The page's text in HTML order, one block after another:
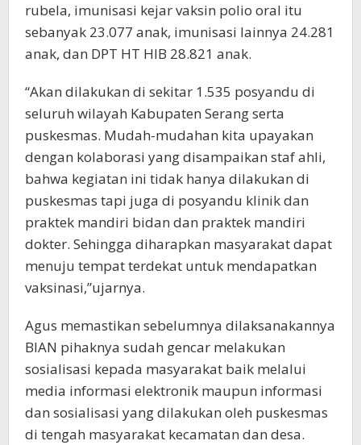
rubela, imunisasi kejar vaksin polio oral itu
sebanyak 23.077 anak, imunisasi lainnya 24.281
anak, dan DPT HT HIB 28.821 anak.
“Akan dilakukan di sekitar 1.535 posyandu di
seluruh wilayah Kabupaten Serang serta
puskesmas. Mudah-mudahan kita upayakan
dengan kolaborasi yang disampaikan staf ahli,
bahwa kegiatan ini tidak hanya dilakukan di
puskesmas tapi juga di posyandu klinik dan
praktek mandiri bidan dan praktek mandiri
dokter. Sehingga diharapkan masyarakat dapat
menuju tempat terdekat untuk mendapatkan
vaksinasi,”ujarnya.
Agus memastikan sebelumnya dilaksanakannya
BIAN pihaknya sudah gencar melakukan
sosialisasi kepada masyarakat baik melalui
media informasi elektronik maupun informasi
dan sosialisasi yang dilakukan oleh puskesmas
di tengah masyarakat kecamatan dan desa.